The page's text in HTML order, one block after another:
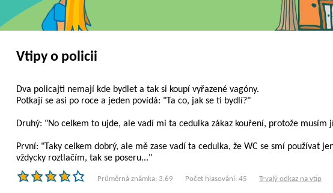
Vtipy o policii
Dva policajti nemají kde bydlet a tak si koupí vyřazené vagóny.
Potkají se asi po roce a jeden povídá: "Ta co, jak se ti bydlí?"
Druhý: "No celkem to ujde, ale vadí mi ta cedulka zákaz kouření, protože musím
První: "Taky celkem dobrý, ale mě zase vadí ta cedulka, že WC se smí používat
vždycky roztlačím, tak se poseru..."
Průměrná známka: 3.69 Počet hlasování: 45 Trvalý odkaz na vtip